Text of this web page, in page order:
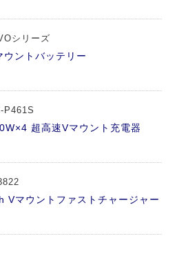
シリーズ
ウントバッテリー
P461S
超高速Vマウント充電器
Vマウントファストチャージャー